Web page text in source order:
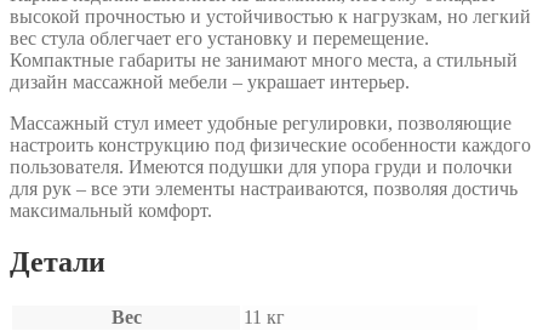
высокой прочностью и устойчивостью к нагрузкам, но легкий
вес стула облегчает его установку и перемещение.
Компактные габариты не занимают много места, а стильный
дизайн массажной мебели – украшает интерьер.
Массажный стул имеет удобные регулировки, позволяющие
настроить конструкцию под физические особенности каждого
пользователя. Имеются подушки для упора груди и полочки
для рук – все эти элементы настраиваются, позволяя достичь
максимальный комфорт.
Детали
Вес
11 кг